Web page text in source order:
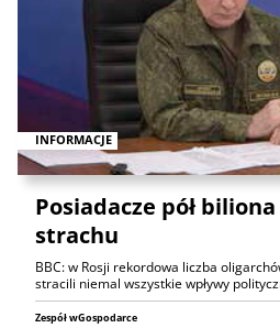
INFORMACJE
Posiadacze pół
strachu
BBC: w Rosji rekordowa liczba
stracili niemal wszystkie wpływy
Zespół wGospodarce